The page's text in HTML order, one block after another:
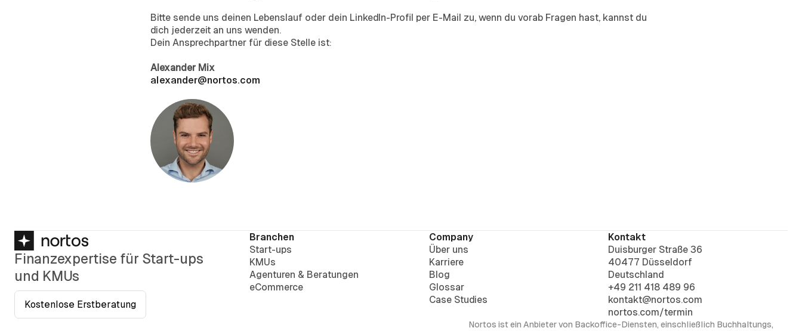
Bitte sende uns deinen Lebenslauf oder dein LinkedIn-Profil per E-Mail zu, wenn du vorab Fragen hast, kannst du
dich jederzeit an uns wenden.
Dein Ansprechpartner für diese Stelle ist:
Alexander Mix
alexander@nortos.com
Finanzexpertise für Start-ups
und KMUs
Kostenlose Erstberatung
Branchen
Start-ups
KMUs
Agenturen & Beratungen
eCommerce
Company
Über uns
Karriere
Blog
Glossar
Case Studies
Kontakt
Duisburger Straße 36
40477 Düsseldorf
Deutschland
+49 211 418 489 96
kontakt@nortos.com
nortos.com/termin
Nortos ist ein Anbieter von Backoffice-Diensten, einschließlich Buchhaltungs,